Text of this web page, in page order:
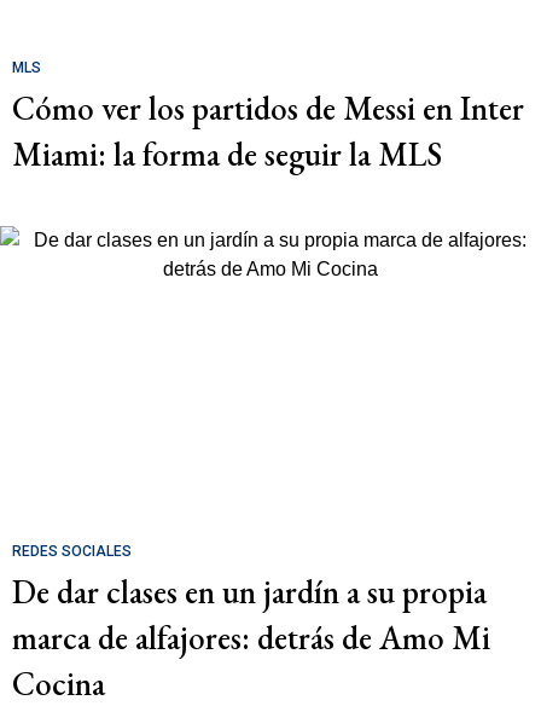
MLS
Cómo ver los partidos de Messi en Inter
Miami: la forma de seguir la MLS
REDES SOCIALES
De dar clases en un jardín a su propia
marca de alfajores: detrás de Amo Mi
Cocina